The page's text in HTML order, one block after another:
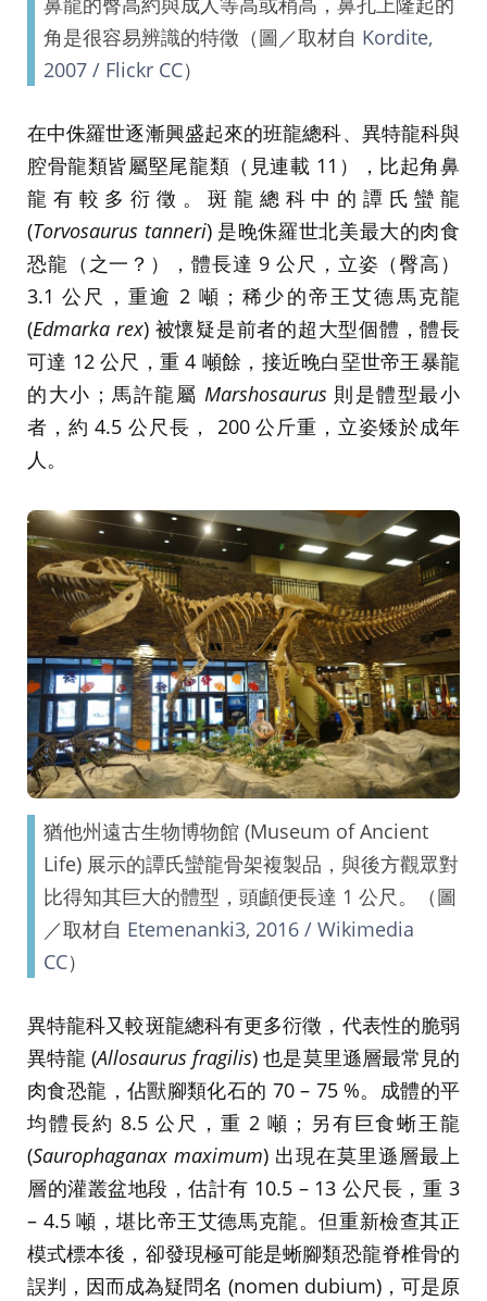
角是很容易辨識的特徵（圖／取材自 Kordite,
2007 / Flickr CC）
在中侏羅世逐漸興盛起來的班龍總科、異特龍科與
腔骨龍類皆屬堅尾龍類（見連載 11），比起角鼻
龍有較多衍徵。斑龍總科中的譚氏蠻龍
(Torvosaurus tanneri) 是晚侏羅世北美最大的肉食
恐龍（之一？），體長達 9 公尺，立姿（臀高）
3.1 公尺，重逾 2 噸；稀少的帝王艾德馬克龍
(Edmarka rex) 被懷疑是前者的超大型個體，體長
可達 12 公尺，重 4 噸餘，接近晚白堊世帝王暴龍
的大小；馬許龍屬 Marshosaurus則是體型最小
者，約 4.5 公尺長， 200 公斤重，立姿矮於成年
人。
猶他州遠古生物博物館 (Museum of Ancient
Life) 展示的譚氏蠻龍骨架複製品，與後方觀眾對
比得知其巨大的體型，頭顱便長達 1 公尺。（圖
／取材自 Etemenanki3, 2016 / Wikimedia
CC）
異特龍科又較斑龍總科有更多衍徵，代表性的脆弱
異特龍 (Allosaurus fragilis) 也是莫里遜層最常見的
肉食恐龍，佔獸腳類化石的 70 – 75 %。成體的平
均體長約 8.5 公尺，重 2 噸；另有巨食蜥王龍
(Saurophaganax maximum) 出現在莫里遜層最上
層的灌叢盆地段，估計有 10.5 – 13 公尺長，重 3
– 4.5 噸，堪比帝王艾德馬克龍。但重新檢查其正
模式標本後，卻發現極可能是蜥腳類恐龍脊椎骨的
誤判，因而成為疑問名 (nomen dubium)，可是原